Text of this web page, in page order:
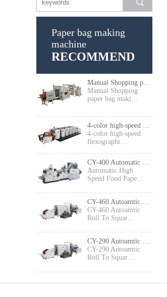
Paper bag making
machine
RECOMMEND
Manual Shopping paper bag making machine
Manual Shopping
paper bag maki…
4-color high-speed
flexographi…
CY-400 Automatic High Speed Food Paper Bag Making Machine
Automatic High
Speed Food Pape…
CY-460 Autoamtic Roll To Square Bottom Shopping Paper Bag Making machine
CY-460 Autoamtic
Roll To Squar…
CY-290 Autoamtic Roll To Square Bottom Paper Bag Making machine
CY-290 Autoamtic
Roll To Squar…